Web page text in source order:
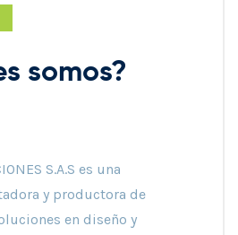
somos?
S.A.S es una
y productora de
en diseño y